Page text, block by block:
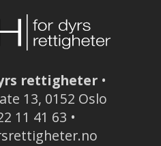
rettigheter•
13, 0152 Oslo
11 41 63 •